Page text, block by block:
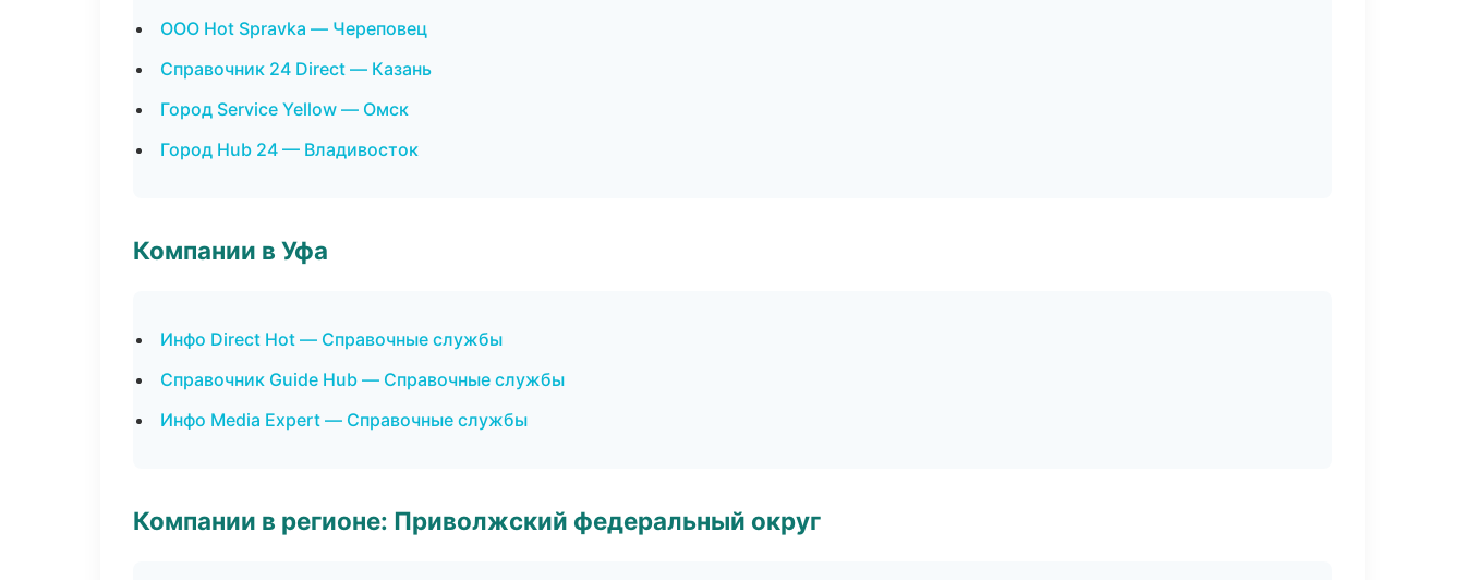
ООО Hot Spravka — Череповец
Справочник 24 Direct — Казань
Город Service Yellow — Омск
Город Hub 24 — Владивосток
Компании в Уфа
Инфо Direct Hot — Справочные службы
Справочник Guide Hub — Справочные службы
Инфо Media Expert — Справочные службы
Компании в регионе: Приволжский федеральный округ